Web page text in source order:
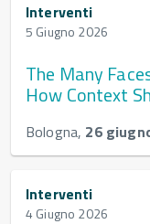
Interventi
5 Giugno 2026
The Many
How Context
Bologna, 26
Interventi
4 Giugno 2026